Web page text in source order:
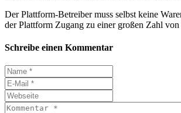
Der Plattform-Betreiber muss selbst keine
der Plattform Zugang zu einer großen Zahl
Schreibe einen Kommentar